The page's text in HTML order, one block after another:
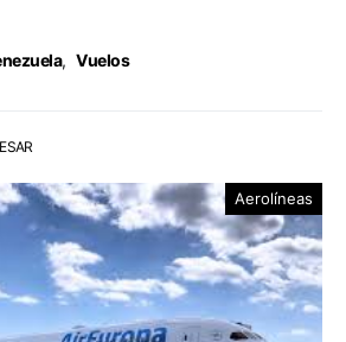
, Vuelos
Aerolíneas